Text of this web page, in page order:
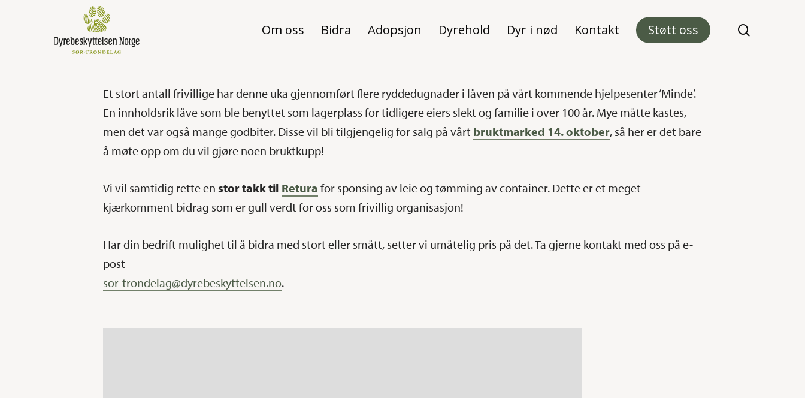
Om oss Bidra Adopsjon Dyrehold Dyr i nød Kontakt Støtt oss
Et stort antall frivillige har denne uka gjennomført flere ryddedugnader i låven på vårt kommende hjelpesenter ‘Minde’.
En innholdsrik låve som ble benyttet som lagerplass for tidligere eiers slekt og familie i over 100 år. Mye måtte kastes,
men det var også mange godbiter. Disse vil bli tilgjengelig for salg på vårt bruktmarked 14. oktober, så her er det bare
å møte opp om du vil gjøre noen bruktkupp!
Vi vil samtidig rette enstor takk til Retura for sponsing av leie og tømming av container. Dette er et meget
kjærkomment bidrag som er gull verdt for oss som frivillig organisasjon!
Har din bedrift mulighet til å bidra med stort eller smått, setter vi umåtelig pris på det. Ta gjerne kontakt med oss på e-
post
sor-trondelag@dyrebeskyttelsen.no.